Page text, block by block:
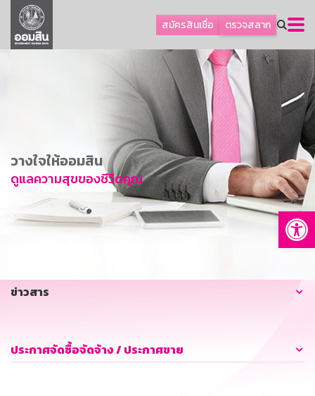
สมัครสินเชื่อ ตรวจสลาก
ลูกค้าธุรกิจ
ลูกค้าผู้ประกอบรายย่อย
การพัฒนาที่ยั่งยืน
ข่าวสาร
บริการทางการเงิน
อื่นๆ
วางใจให้ออมสิน
ดูแลความสุขของชีวิตคุณ
ข่าวสาร
ประกาศจัดซื้อจัดจ้าง / ประกาศขาย